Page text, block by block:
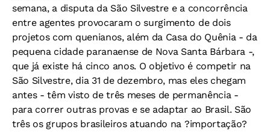
semana, a disputa da São Silvestre e a concorrência
entre agentes provocaram o surgimento de dois
projetos com quenianos, além da Casa do Quênia - da
pequena cidade paranaense de Nova Santa Bárbara -,
que já existe há cinco anos. O objetivo é competir na
São Silvestre, dia 31 de dezembro, mas eles chegam
antes - têm visto de três meses de permanência -
para correr outras provas e se adaptar ao Brasil. São
três os grupos brasileiros atuando na ?importação?